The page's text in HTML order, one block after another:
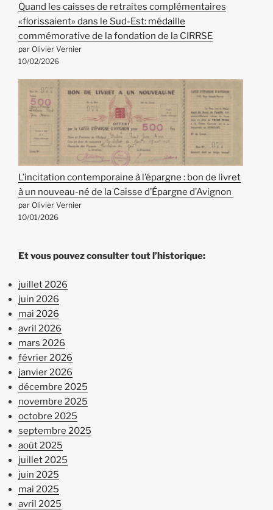
Quand les caisses de retraites complémentaires
«florissaient» dans le Sud-Est: médaille
commémorative de la fondation de la CIRRSE
par Olivier Vernier
10/02/2026
L’incitation contemporaine à l’épargne : bon de livret
à un nouveau-né de la Caisse d’Épargne d’Avignon
par Olivier Vernier
10/01/2026
Et vous pouvez consulter tout l’historique:
juillet 2026
juin 2026
mai 2026
avril 2026
mars 2026
février 2026
janvier 2026
décembre 2025
novembre 2025
octobre 2025
septembre 2025
août 2025
juillet 2025
juin 2025
mai 2025
avril 2025